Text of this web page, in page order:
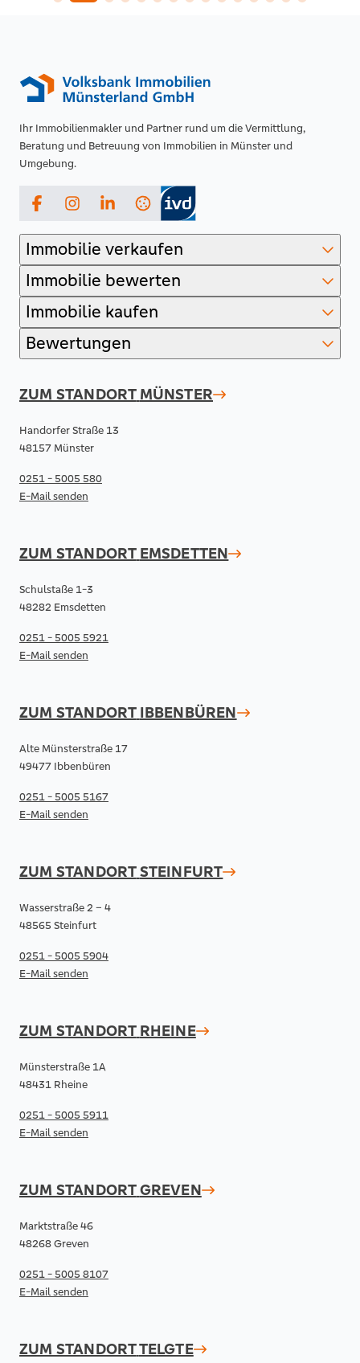
Ihr Immobilienmakler und Partner rund um die Vermittlung,
Beratung und Betreuung von Immobilien in Münster und
Umgebung.
FacebookInstagramLinkedIn
Immobilie verkaufen
Immobilie bewerten
Immobilie kaufen
Bewertungen
ZUM STANDORT MÜNSTER
Handorfer Straße 13
48157 Münster
0251 - 5005 580
E-Mail senden
ZUM STANDORT EMSDETTEN
Schulstaße 1-3
48282 Emsdetten
0251 - 5005 5921
E-Mail senden
ZUM STANDORT IBBENBÜREN
Alte Münsterstraße 17
49477 Ibbenbüren
0251 - 5005 5167
E-Mail senden
ZUM STANDORTSTEINFURT
Wasserstraße 2 – 4
48565 Steinfurt
0251 - 5005 5904
E-Mail senden
ZUM STANDORT RHEINE
Münsterstraße 1A
48431 Rheine
0251 - 5005 5911
E-Mail senden
ZUM STANDORTGREVEN
Marktstraße 46
48268 Greven
0251 - 5005 8107
E-Mail senden
ZUM STANDORTTELGTE